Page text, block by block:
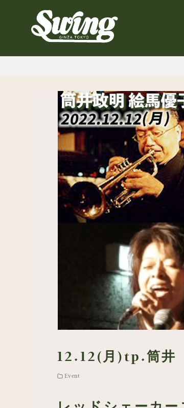
12.12(月)tp.筒
Event